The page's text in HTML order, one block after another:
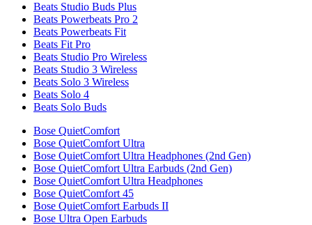
Beats Studio Buds Plus
Beats Powerbeats Pro 2
Beats Powerbeats Fit
Beats Fit Pro
Beats Studio Pro Wireless
Beats Studio 3 Wireless
Beats Solo 3 Wireless
Beats Solo 4
Beats Solo Buds
Bose QuietComfort
Bose QuietComfort Ultra
Bose QuietComfort Ultra Headphones (2nd Gen)
Bose QuietComfort Ultra Earbuds (2nd Gen)
Bose QuietComfort Ultra Headphones
Bose QuietComfort 45
Bose QuietComfort Earbuds II
Bose Ultra Open Earbuds